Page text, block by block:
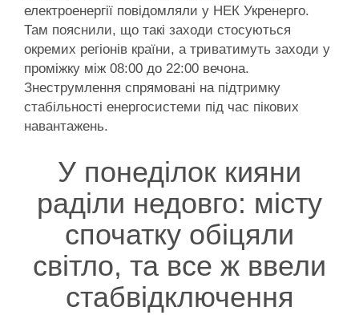
електроенергії повідомляли у НЕК Укренерго.
Там пояснили, що такі заходи стосуються
окремих регіонів країни, а триватимуть заходи у
проміжку між 08:00 до 22:00 вечона.
Знеструмлення спрямовані на підтримку
стабільності енергосистеми під час пікових
навантажень.
У понеділок кияни
раділи недовго: місту
спочатку обіцяли
світло, та все ж ввели
стабвідключення